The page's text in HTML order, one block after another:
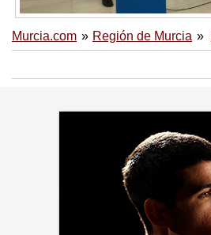
Murcia.com Región de Murcia